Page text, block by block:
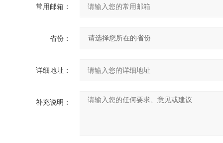
常用邮箱：
省份：
详细地址：
补充说明：